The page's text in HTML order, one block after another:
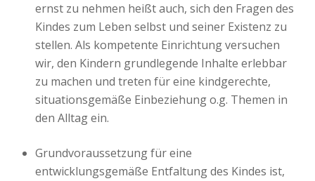
ernst zu nehmen heißt auch, sich den Fragen des
Kindes zum Leben selbst und seiner Existenz zu
stellen. Als kompetente Einrichtung versuchen
wir, den Kindern grundlegende Inhalte erlebbar
zu machen und treten für eine kindgerechte,
situationsgemäße Einbeziehung o.g. Themen in
den Alltag ein.
Grundvoraussetzung für eine
entwicklungsgemäße Entfaltung des Kindes ist,